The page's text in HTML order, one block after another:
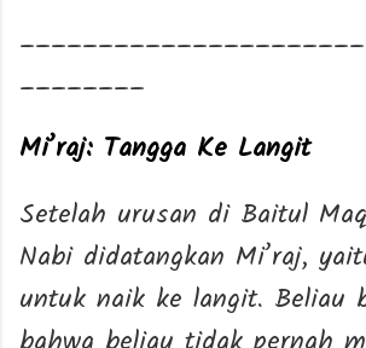
________
Mi’raj: Tangga Ke Langit
Setelah urusan di Baitul
Nabi didatangkan Mi’raj,
untuk naik ke langit. Beliau